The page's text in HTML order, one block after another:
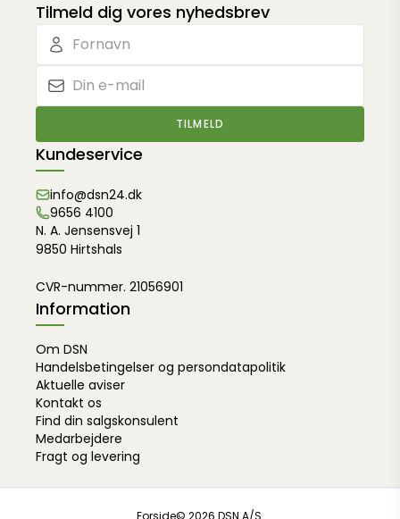
Tilmeld dig vores nyhedsbrev
TILMELD
Kundeservice
info@dsn24.dk
9656 4100
N. A. Jensensvej 1
9850 Hirtshals
CVR-nummer. 21056901
Information
Om DSN
Handelsbetingelser og persondatapolitik
Aktuelle aviser
Kontakt os
Find din salgskonsulent
Medarbejdere
Fragt og levering
Forside© 2026 DSN A/S.